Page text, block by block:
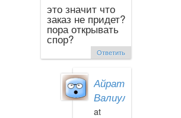
это значит что
заказ не придет?
пора открывать
спор?
Ответить
Айрат
Валиуллин
at